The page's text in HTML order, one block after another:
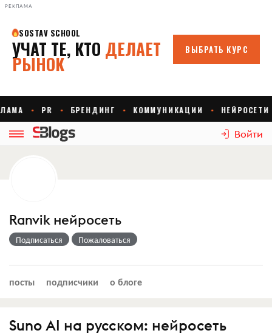
РЕКЛАМА
Войти
Ranvik нейросеть
Подписаться Пожаловаться
посты подписчики о блоге
Suno AI на русском: нейросеть